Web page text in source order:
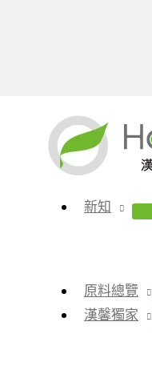
新知
原料總覽
漢馨獨家